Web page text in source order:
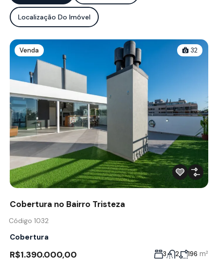
Localização Do Imóvel
Venda 32
Cobertura no Bairro Tristeza
Código 1032
Cobertura
R$1.390.000,00 3 2 196 m²